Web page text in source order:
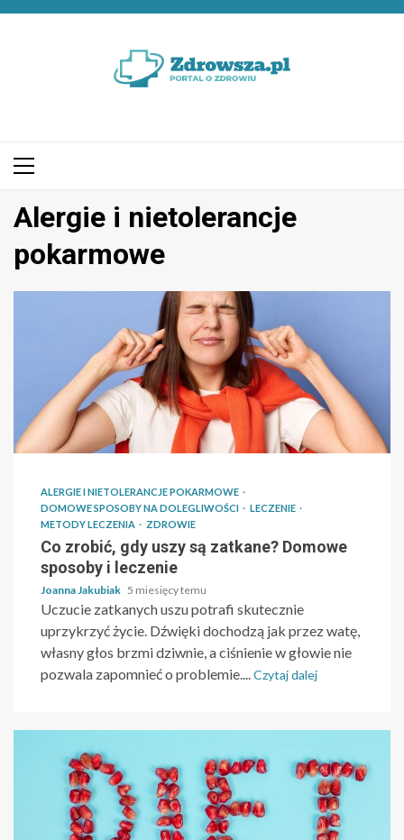
Przejdź
Menu
Alergie i nietolerancje
pokarmowe
ALERGIE I NIETOLERANCJE POKARMOWE
DOMOWE SPOSOBY NA DOLEGLIWOŚCI
LECZENIE
METODY LECZENIA
ZDROWIE
Co zrobić, gdy uszy są zatkane? Domowe
sposoby i leczenie
Joanna Jakubiak 5 miesięcy temu
Uczucie zatkanych uszu potrafi skutecznie
uprzykrzyć życie. Dźwięki dochodzą jak przez watę,
własny głos brzmi dziwnie, a ciśnienie w głowie nie
pozwala zapomnieć o problemie....Czytaj dalej